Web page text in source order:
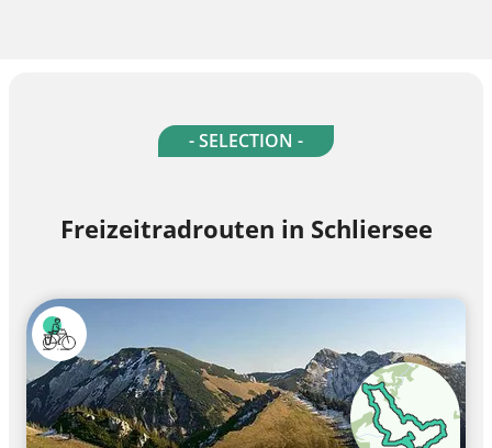
- SELECTION -
Freizeitradrouten in Schliersee